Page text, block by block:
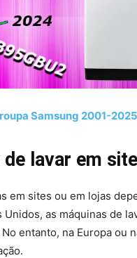
Samsung 2001-2025
lavar em
em sites ou em lojas
as máquinas de
entanto, na Europa ou